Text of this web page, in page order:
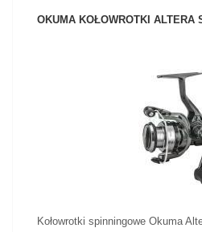
OKUMA KOŁOWROTKI ALTERA
ZOBACZ
Kołowrotki spinningowe Okuma